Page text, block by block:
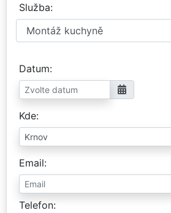
Služba
Datum
Kde
Email
Telefon